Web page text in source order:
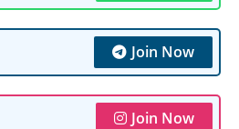
Join Now
Join Now